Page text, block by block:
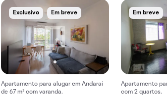
Exclusivo Em breve
Apartamento para alugar em Andaraí
de 67 m² com varanda.
Em breve
Apartamento
com 2 quartos.